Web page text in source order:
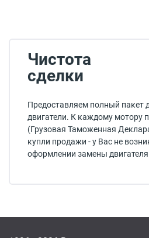
Чистота
сделки
Предоставляем полный пакет
двигатели. К каждому мотору
(Грузовая Таможенная
купли продажи - у Вас не
оформлении замены